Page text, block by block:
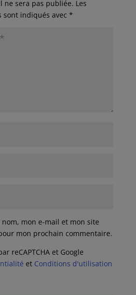
ne sera pas publiée. Les
sont indiqués avec *
mon e-mail et mon site
mon prochain commentaire.
reCAPTCHA et Google
et Conditions d'utilisation